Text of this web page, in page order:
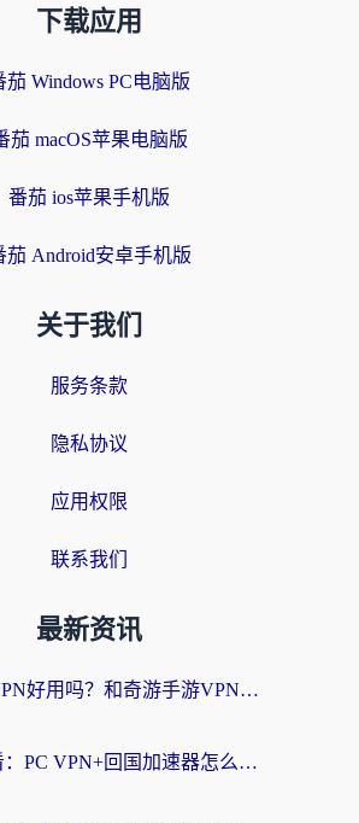
下载应用
茄 Windows PC电脑版
茄 macOS苹果电脑版
番茄 ios苹果手机版
茄 Android安卓手机版
关于我们
服务条款
隐私协议
应用权限
联系我们
最新资讯
ChickCN VPN好用吗？和奇游手游VPN对比哪个回国效果更好？海外党亲测实用指南
海外党必看：PC VPN+回国加速器怎么选？无缝访问国内资源全攻略